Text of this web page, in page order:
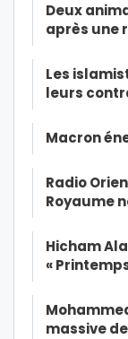
Deux
après une
Les
leurs
Macron
Radio
Royaume
Hicham
«
massive